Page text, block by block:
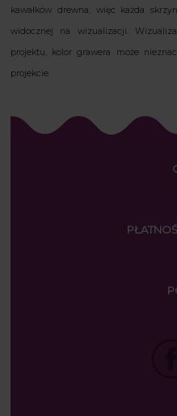
kawałków drewna, więc każda
widocznej na wizualizacji.
projektu, kolor grawera może
projekcie.